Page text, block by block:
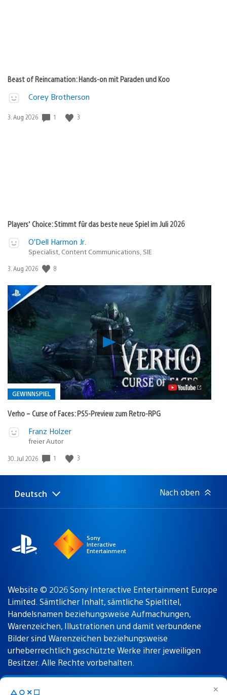
✕
△○✕☐
Beast of Reincarnation: Hands-on mit Paraden und Koo
Corey Brotherson
Veröffentlichungsdatum:
3. Aug 2026 1 3
Players’ Choice: Stimmt für das beste neue Spiel im Juli 2026
O’Dell Harmon Jr.
Specialist, Content Communications, SIE
Veröffentlichungsdatum:
3. Aug 2026 8
Verho
–
Curse
of
Faces:
PS5-
Preview
zum
Retro-
GEWINNSPIEL
Verho – Curse of Faces: PS5-Preview zum Retro-RPG
Veröffentlicht
Gewinnspiel
Franz Holzer
freier Autor
Veröffentlichungsdatum:
30. Jul 2026 1 3
Select
a
Aktuelle
Region:
Deutsch Nach oben
Sony
Interactive
Entertainment
Website © 2026 Sony Interactive Entertainment Europe
Limited. Sämtlicher Inhalt, sämtliche Spieltitel,
Handelsnamen beziehungsweise Aufmachungen,
Warenzeichen, Illustrationen und damit verbundene
Bilder sind Warenzeichen beziehungsweise
urheberrechtlich geschützte Werke ihrer jeweiligen
Besitzer. Alle Rechte vorbehalten.